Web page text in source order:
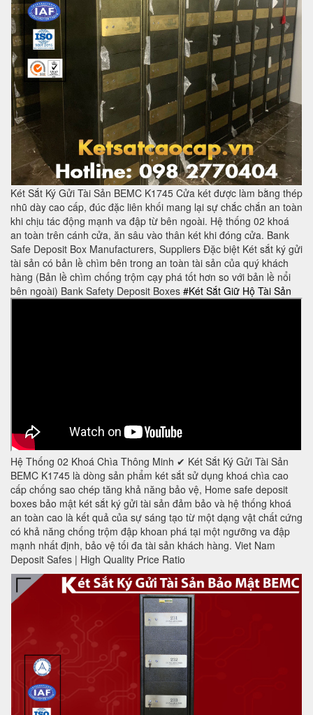
Két Sắt Ký Gửi Tài Sản BEMC K1745 Cửa két được làm bằng thép
nhũ dày cao cấp, đúc đặc liên khối mang lại sự chắc chắn an toàn
khi chịu tác động mạnh va đập từ bên ngoài. Hệ thống 02 khoá
an toàn trên cánh cửa, ăn sâu vào thân két khi đóng cửa. Bank
Safe Deposit Box Manufacturers, Suppliers Đặc biệt Két sắt ký gửi
tài sản có bản lề chìm bên trong an toàn tài sản của quý khách
hàng (Bản lề chìm chống trộm cạy phá tốt hơn so với bản lề nổi
bên ngoài) Bank Safety Deposit Boxes #Két Sắt Giữ Hộ Tài Sản
Hệ Thống 02 Khoá Chìa Thông Minh ✔ Két Sắt Ký Gửi Tài Sản
BEMC K1745 là dòng sản phẩm két sắt sử dụng khoá chìa cao
cấp chống sao chép tăng khả năng bảo vệ, Home safe deposit
boxes bảo mật két sắt ký gửi tài sản đảm bảo và hệ thống khoá
an toàn cao là kết quả của sự sáng tạo từ một dạng vật chất cứng
có khả năng chống trộm đập khoan phá tại một ngưỡng va đập
mạnh nhất định, bảo vệ tối đa tài sản khách hàng. Viet Nam
Deposit Safes | High Quality Price Ratio